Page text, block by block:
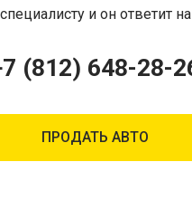
и он ответит
(812) 648-28-
ПРОДАТЬ АВТО